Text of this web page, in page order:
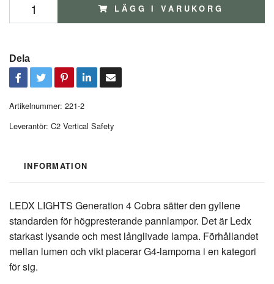
LÄGG I VARUKORG
Dela
Artikelnummer: 221-2
Leverantör: C2 Vertical Safety
INFORMATION
LEDX LIGHTS Generation 4 Cobra sätter den gyllene
standarden för högpresterande pannlampor. Det är Ledx
starkast lysande och mest långlivade lampa. Förhållandet
mellan lumen och vikt placerar G4-lamporna i en kategori
för sig.